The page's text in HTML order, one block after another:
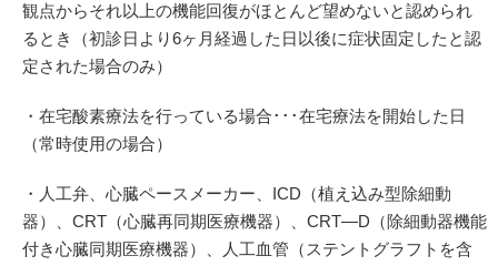
観点からそれ以上の機能回復がほとんど望めないと認められ
るとき（初診日より6ヶ月経過した日以後に症状固定したと認
定された場合のみ）
・在宅酸素療法を行っている場合･･･在宅療法を開始した日
（常時使用の場合）
・人工弁、心臓ペースメーカー、ICD（植え込み型除細動
器）、CRT（心臓再同期医療機器）、CRT―D（除細動器機能
付き心臓同期医療機器）、人工血管（ステントグラフトを含